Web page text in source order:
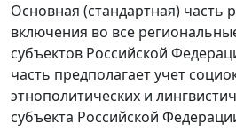
Основная (стандартная) часть
включения во все
субъектов Российской
часть предполагает учет
этнополитических и
субъекта Российской